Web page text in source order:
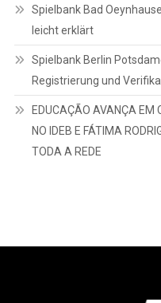
“Rogerinho tem sido
prefeito de Alvinlândia
Spielbank Bad
leicht erklärt
Spielbank Berlin
Registrierung und